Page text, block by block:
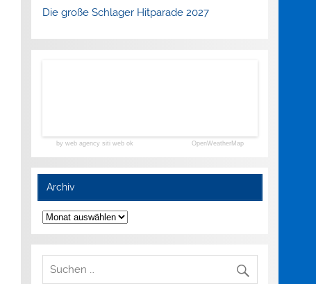
Die große Schlager Hitparade 2027
by web agency siti web ok OpenWeatherMap
Archiv
Archiv